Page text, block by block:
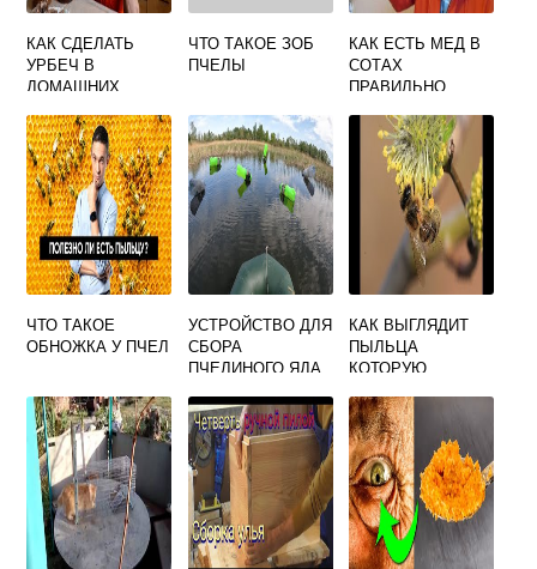
КАК СДЕЛАТЬ
УРБЕЧ В
ДОМАШНИХ
ЛЬНА И МЕДА
ЧТО ТАКОЕ ЗОБ
ПЧЕЛЫ
КАК ЕСТЬ МЕД В
СОТАХ
ПРАВИЛЬНО
ЧТО ТАКОЕ
ОБНОЖКА У ПЧЕЛ
УСТРОЙСТВО ДЛЯ
СБОРА
ПЧЕЛИНОГО ЯДА
КАК ВЫГЛЯДИТ
ПЫЛЬЦА
КОТОРУЮ
ПЧЕЛЫ